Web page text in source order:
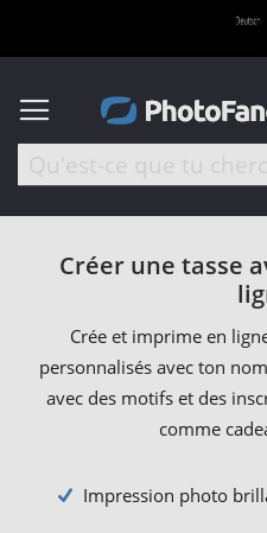
Créer une tasse
Crée et imprime en
personnalisés avec ton
avec des motifs et des
comme
Impression photo